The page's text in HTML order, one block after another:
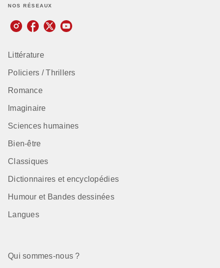
NOS RÉSEAUX
Littérature
Policiers / Thrillers
Romance
Imaginaire
Sciences humaines
Bien-être
Classiques
Dictionnaires et encyclopédies
Humour et Bandes dessinées
Langues
Qui sommes-nous ?